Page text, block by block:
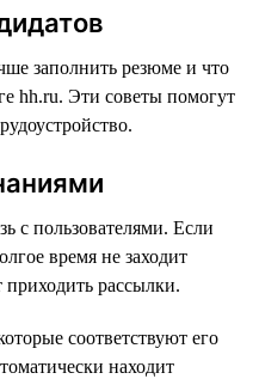
заполнить резюме и что
hh.ru. Эти советы помогут
с пользователями. Если
время не заходит
приходить рассылки.
соответствуют его
находит